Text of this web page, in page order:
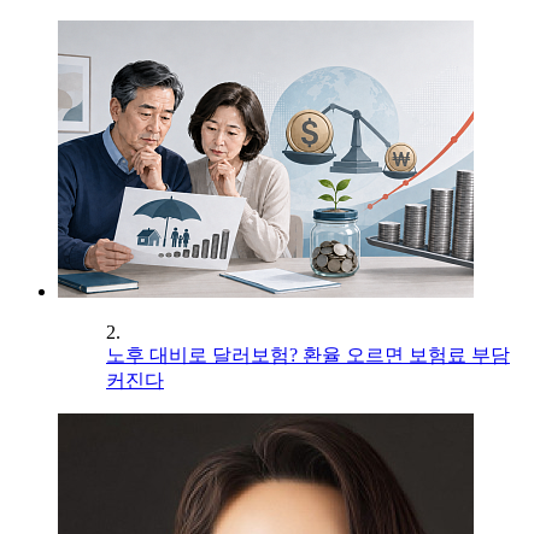
2.
노후 대비로 달러보험? 환율 오르면 보험료 부담
커진다